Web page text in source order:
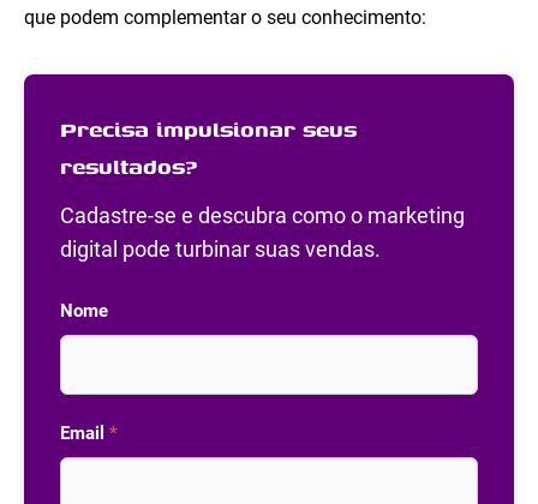
que podem complementar o seu conhecimento:
Precisa impulsionar seus
resultados?
Cadastre-se e descubra como o marketing
digital pode turbinar suas vendas.
Nome
Email *